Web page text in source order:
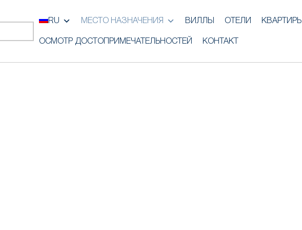
RU МЕСТО НАЗНАЧЕНИЯ ВИЛЛЫ ОТЕЛИ КВАРТИРЫ
ОСМОТР ДОСТОПРИМЕЧАТЕЛЬНОСТЕЙ КОНТАКТ